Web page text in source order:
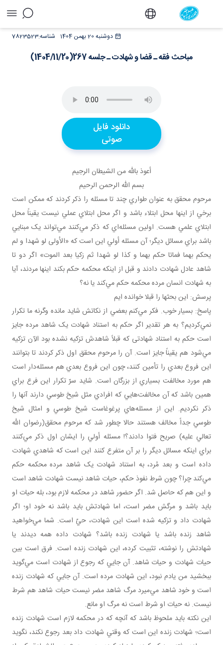
مباحث فقه ـ قضا و شهادت ـ جلسه
دوشنبه 20 بهمن 1404 7823523شناسه:
مباحث فقه ـ قضا و شهادت ـ جلسه 267(1404/11/20)
دانلود فایل
صوتی
أعوذ بالله من الشيطان الرجيم
بسم الله الرحمن الرحيم
مرحوم محقق به عنوان طواري چند تا مسئله را ذکر کردند که ممکن است
برخي از اينها محل ابتلاء باشد و اگر محل ابتلاي عملي نيست يقيناً محل
ابتلاي علمي هست. اولين مسئله‌اي که ذکر مي‌کنند مي‌تواند يک مبنايي
باشد براي مسائل ديگر؛ آن مسئله أولي اين است که «الأولى لو شهدا و لم
يحكم بهما فماتا حكم بهما و كذا لو شهدا ثم زكيا بعد الموت» اگر دو تا
شاهد عادل شهادت دادند و قبل از اينکه محکمه حکم بکند اينها مردند، آيا
به شهادت انسان مرده محکمه حکم مي‌کند يا نه؟
پرسش: اين بحث­ها را قبلا خوانده ايم
پاسخ: بسيار خوب. فکر مي‌کنم بعضي از نکاتش شايد مانده وگرنه ما تکرار
نمي‌کرديم؟ به هر تقدير اگر حکم به استناد شهادت يک شاهد مرده جايز
است حکم به استناد شهادتی که قبلاً شاهدش تزکيه نشده بود الآن تزکيه
مي‌شود هم يقيناً جايز است. آن را مرحوم محقق اول ذکر کردند تا بتوانند
اين فروع بعدي را تأمين کنند، چون اين فروع بعدي هم مسئله‌دار است
هم مورد مخالفت بسياري از بزرگان است. شايد سرّ تکرار اين فرع براي
همين باشد که آن مخالفت‌هايي که افرادي مثل شيخ طوسي دارند آنها را
ذکر نکرديم. اين از مسئله‌هاي پرغوغاست شيخ طوسي و امثال شيخ
طوسي جداً مخالف هستند حالا چطور شد که مرحوم محقق(رضوان الله
تعالي عليه) صريح فتوا دادند؟! مسئله أولي را ايشان اول ذکر مي‌کنند
براي اينکه مسائل ديگر را بر آن متفرع کنند اين است که شاهدي شهادت
داده است و بعد مُرد، به استناد شهادت يک شاهد مرده محکمه حکم
مي‌کند چرا؟ چون شرط نفوذ حکم، حيات شاهد نيست شهادت شاهد است
و اين هم که حاصل شد. اگر حضور شاهد در محکمه لازم بود، بله حيات او
بايد باشد و مرگش مضر است، اما شهادتش بايد باشد نه خود او؛ اگر
شهادت داد و تزکيه شده است اين شهادت، حيّ است. شما مي‌خواهيد
شاهد زنده باشد يا شهادت زنده باشد؟ شهادت داده همه ديدند يا
شهادتش را نوشته، تثبيت کرده، اين شهادت زنده است. فرق است بين
حيات شهادت و حيات شاهد. آن جايي که رجوع از شهادت است مي‌گويد
ببخشيد من يادم نبود، اين شهادت مرده است. آن جايي که شهادت زنده
است و خود شاهد مي‌ميرد مرگ شاهد مضر نيست حيات شاهد هم شرط
نيست. نه حيات او شرط است نه مرگ او مانع.
اين نکته بايد ملحوظ باشد که آنچه که در محکمه لازم است شهادت زنده
است؛ شهادت زنده اين است که وقتي شهادت داد بعد رجوع نکند، نگويد